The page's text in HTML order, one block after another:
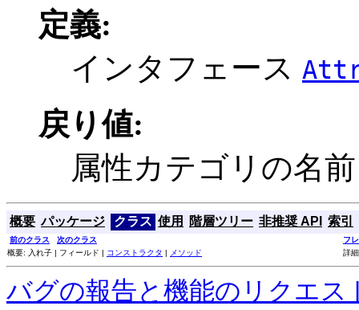
定義:
インタフェース
戻り値:
属性カテゴリの名前
概要 パッケージ クラス 使用 階層ツリー 非推奨 API 索引
前のクラス 次のクラス
フ
概要: 入れ子 | フィールド | コンストラクタ | メソッド 詳
バグの報告と機能のリクエス